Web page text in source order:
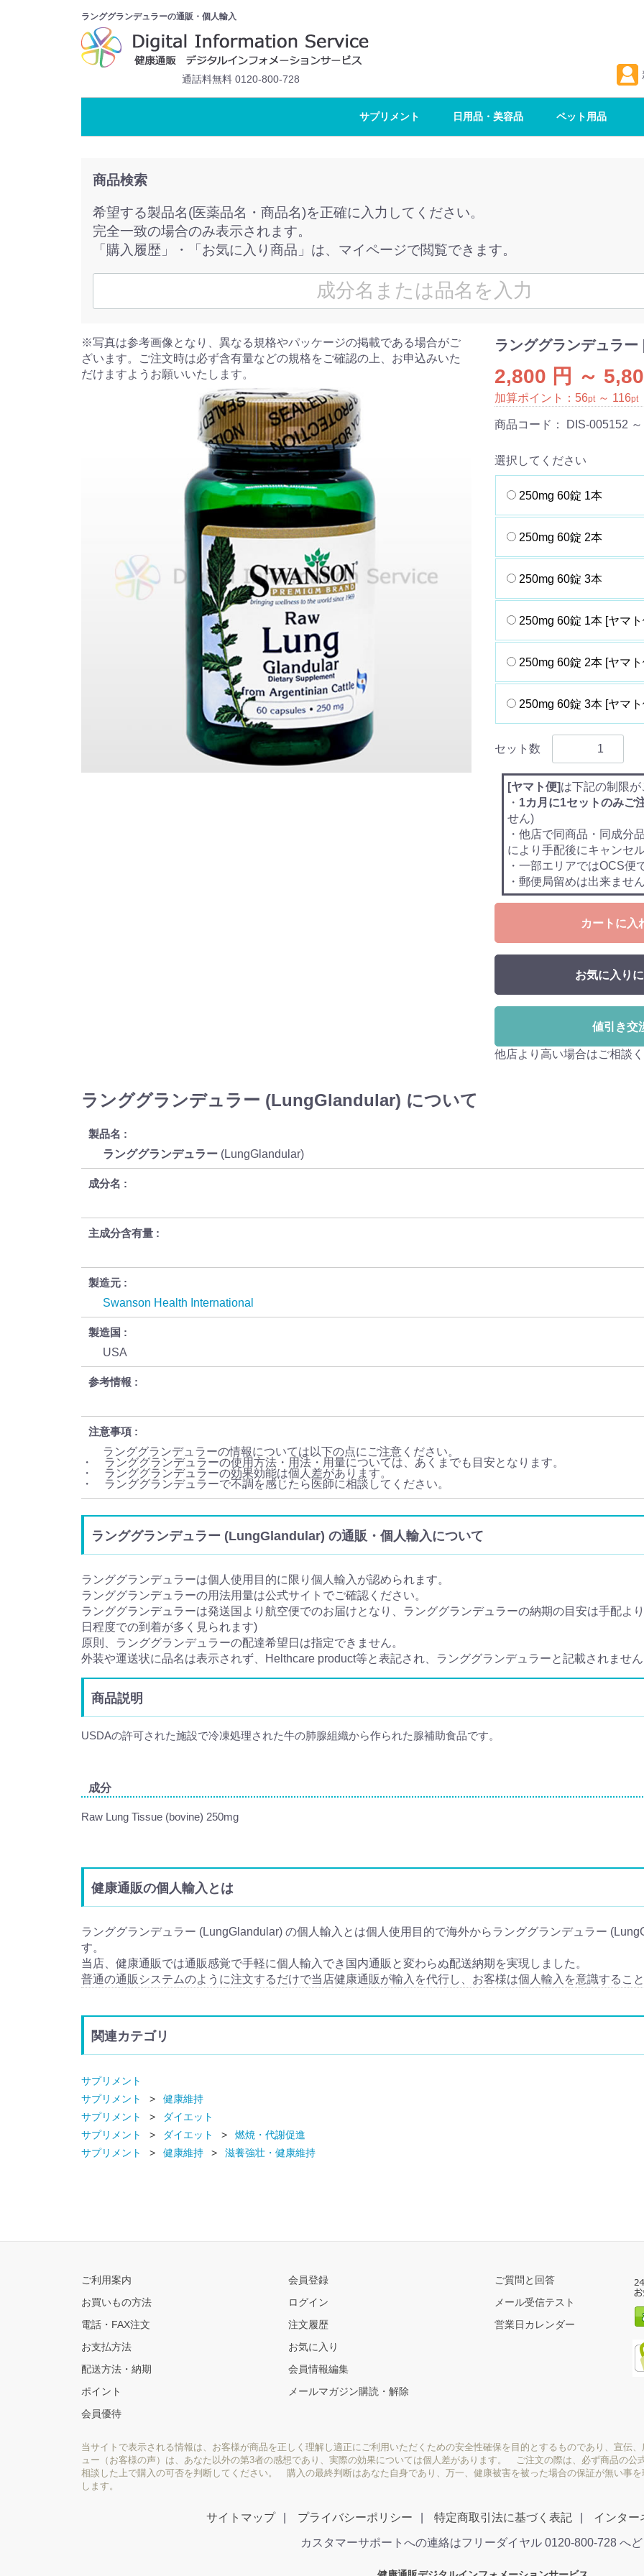
ランググランデュラーの通販・個人輸入
通話料無料 0120-800-728
サプリメント 日用品・美容品 ペット用品
商品検索
希望する製品名(医薬品名・商品名)を正確に入力してください。
完全一致の場合のみ表示されます。
「購入履歴」・「お気に入り商品」は、マイページで閲覧できます。
※写真は参考画像となり、異なる規格やパッケージの掲載である場合がご
ざいます。ご注文時は必ず含有量などの規格をご確認の上、お申込みいた
だけますようお願いいたします。
ランググランデュラ
2,800 円 ～
加算ポイント： 56pt ～ 116pt
商品コード： DIS-005152
選択してください
250mg 60錠 1本
250mg 60錠 2本
250mg 60錠 3本
250mg 60錠 1本 [ヤマト
250mg 60錠 2本 [ヤマト
250mg 60錠 3本 [ヤマト
セット数
[ヤマト便]は下記の制限
・ 1カ月に1セットのみご
せん)
・他店で同商品・同成分
により手配後にキャンセ
・一部エリアではOCS便
・郵便局留めは出来ません
カートに入
お気に入り
値引き交
他店より高い場合はご相談
ランググランデュラー (LungGlandular) について
製品名
ランググランデュラー (LungGlandular)
成分名
主成分含有量
製造元
Swanson Health International
製造国
USA
参考情報
注意事項
ランググランデュラーの情報については以下の点にご注意ください。
・ ランググランデュラーの使用方法・用法・用量については、あくまでも目安となります。
・ ランググランデュラーの効果効能は個人差があります。
・ ランググランデュラーで不調を感じたら医師に相談してください。
ランググランデュラー (LungGlandular) の通販・個人輸入について
ランググランデュラーは個人使用目的に限り個人輸入が認められます。
ランググランデュラーの用法用量は公式サイトでご確認ください。
ランググランデュラーは発送国より航空便でのお届けとなり、ランググランデュラーの納期の目安は手配よ
日程度での到着が多く見られます)
原則、ランググランデュラーの配達希望日は指定できません。
外装や運送状に品名は表示されず、Helthcare product等と表記され、ランググランデュラーと記載されません
商品説明
USDAの許可された施設で冷凍処理された牛の肺腺組織から作られた腺補助食品です。
成分
Raw Lung Tissue (bovine) 250mg
健康通販の個人輸入とは
ランググランデュラー (LungGlandular) の個人輸入とは個人使用目的で海外からランググランデュラー
す。
当店、健康通販では通販感覚で手軽に個人輸入でき国内通販と変わらぬ配送納期を実現しました。
普通の通販システムのように注文するだけで当店健康通販が輸入を代行し、お客様は個人輸入を意識するこ
関連カテゴリ
サプリメント
サプリメント
健康維持
サプリメント
ダイエット
サプリメント
ダイエット
燃焼・代謝促進
サプリメント
健康維持 滋養強壮・健康維持
ご利用案内
お買いもの方法
電話・FAX注文
お支払方法
配送方法・納期
ポイント
会員優待
会員登録
ログイン
注文履歴
お気に入り
会員情報編集
メールマガジン購読・解除
ご質問と回答
メール受信テスト
営業日カレンダー
当サイトで表示される情報は、お客様が商品を正しく理解し適正にご利用いただくための安全性確保を目的とするものであり、宣
ュー（お客様の声）は、あなた以外の第3者の感想であり、実際の効果については個人差があります。 ご注文の際は、必ず商品の公
相談した上で購入の可否を判断してください。 購入の最終判断はあなた自身であり、万一、健康被害を被った場合の保証が無い事
します。
サイトマップ プライバシーポリシー 特定商取引法に基づく表記 インター
カスタマーサポートへの連絡はフリーダイヤル 0120-800-728 へ